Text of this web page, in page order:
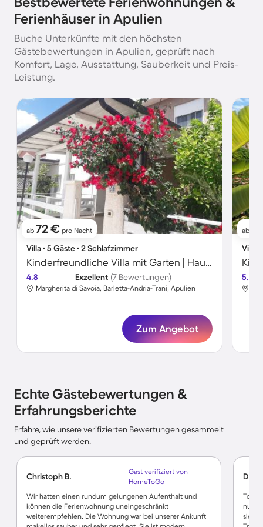
Ferienhäuser in Apulien
Buche Unterkünfte mit den höchsten
Gästebewertungen in Apulien, geprüft nach
Komfort, Lage, Ausstattung, Sauberkeit und Preis-
Leistung.
ab 72 € pro Nacht
Villa ∙ 5 Gäste ∙ 2 Schlafzimmer
Kinderfreundliche Villa mit Garten | Haustierfreundlich
4.8 Exzellent (7 Bewertungen)
Margherita di Savoia, Barletta-Andria-Trani, Apulien
Zum Angebot
ab
Villa
5.0
Echte Gästebewertungen &
Erfahrungsberichte
Erfahre, wie unsere verifizierten Bewertungen gesammelt
und geprüft werden.
Christoph B.
Gast verifiziert von
HomeToGo
Wir hatten einen rundum gelungenen Aufenthalt und
können die Ferienwohnung uneingeschränkt
weiterempfehlen. Die Wohnung war bei unserer Ankunft
Tolle
sie